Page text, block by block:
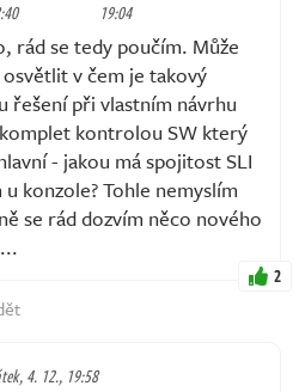
19:04
rád se tedy poučím. Může
v čem je takový
řešení při vlastním návrhu
kontrolou SW který
- jakou má spojitost SLI
konzole? Tohle nemyslím
se rád dozvím něco nového
2
4. 12., 19:58